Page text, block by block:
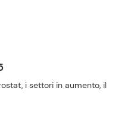
i settori in aumento, il